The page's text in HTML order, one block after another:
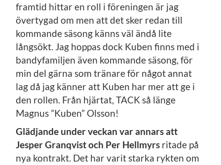
framtid hittar en roll i föreningen är jag
övertygad om men att det sker redan till
kommande säsong känns väl ändå lite
långsökt. Jag hoppas dock Kuben finns med i
bandyfamiljen även kommande säsong, för
min del gärna som tränare för något annat
lag då jag känner att Kuben har mer att ge i
den rollen. Från hjärtat, TACK så länge
Magnus ”Kuben” Olsson!
Glädjande under veckan var annars att
Jesper Granqvist och Per Hellmyrs ritade på
nya kontrakt. Det har varit starka rykten om